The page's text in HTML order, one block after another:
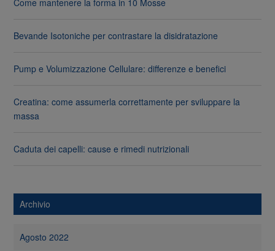
Bevande Isotoniche per contrastare la disidratazione
Pump e Volumizzazione Cellulare: differenze e benefici
Creatina: come assumerla correttamente per sviluppare la
massa
Caduta dei capelli: cause e rimedi nutrizionali
Archivio
Agosto 2022